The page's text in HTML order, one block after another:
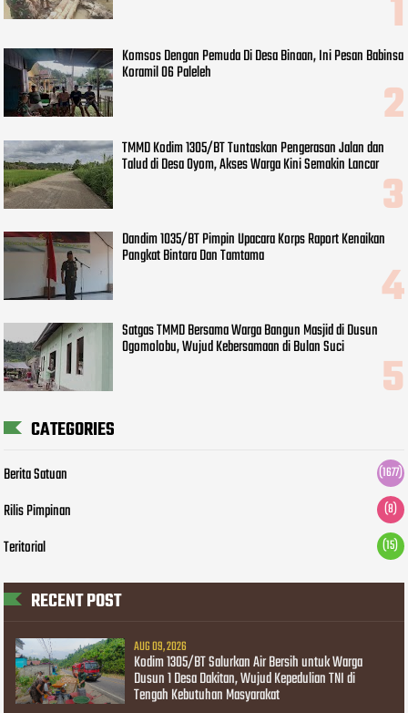
Komsos Dengan Pemuda Di Desa Binaan, Ini Pesan Babinsa
Koramil 06 Paleleh
TMMD Kodim 1305/BT Tuntaskan Pengerasan Jalan dan
Talud di Desa Oyom, Akses Warga Kini Semakin Lancar
Dandim 1035/BT Pimpin Upacara Korps Raport Kenaikan
Pangkat Bintara Dan Tamtama
Satgas TMMD Bersama Warga Bangun Masjid di Dusun
Ogomolobu, Wujud Kebersamaan di Bulan Suci
CATEGORIES
Berita Satuan (1677)
Rilis Pimpinan (8)
Teritorial (15)
RECENT POST
AUG 09, 2026
Kodim 1305/BT Salurkan Air Bersih untuk Warga
Dusun 1 Desa Dakitan, Wujud Kepedulian TNI di
Tengah Kebutuhan Masyarakat